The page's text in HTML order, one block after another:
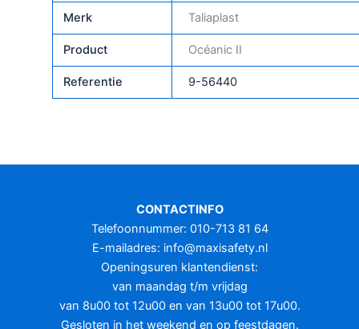
Merk Taliaplast
Product Océanic II
Referentie 9-56440
CONTACTINFO
Telefoonnummer: 010-713 81 64
E-mailadres: info@maxisafety.nl
Openingsuren klantendienst:
van maandag t/m vrijdag
van 8u00 tot 12u00 en van 13u00 tot 17u00.
Gesloten in het weekend en op feestdagen.